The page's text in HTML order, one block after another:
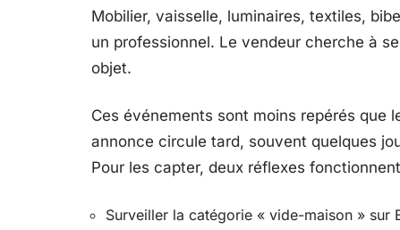
Mobilier, vaisselle, luminaires, textiles,
un professionnel. Le vendeur cherche à
objet.
Ces événements sont moins repérés que
annonce circule tard, souvent quelques
Pour les capter, deux réflexes
Surveiller la catégorie « vide-maison »